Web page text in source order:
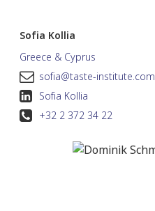
Sofia Kollia
Greece & Cyprus
sofia@taste-institute.com
Sofia Kollia
+32 2 372 34 22